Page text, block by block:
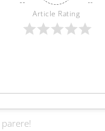
Article Rating